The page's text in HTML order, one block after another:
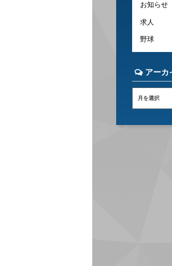
お知らせ
求人
野球
アーカ
月を選択